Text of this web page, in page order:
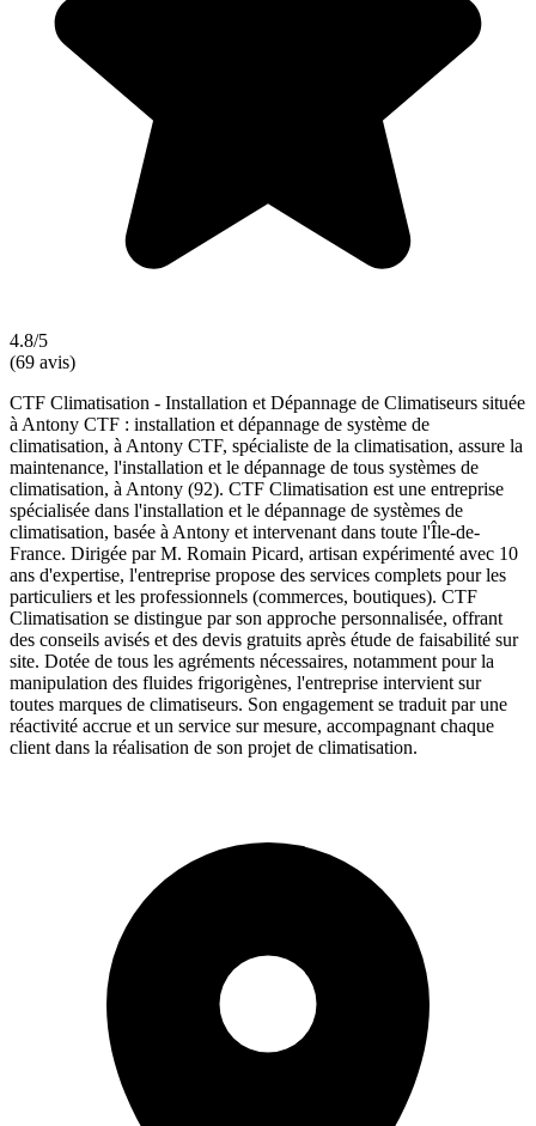
4.8/5
(69 avis)
CTF Climatisation - Installation et Dépannage de Climatiseurs située
à Antony CTF : installation et dépannage de système de
climatisation, à Antony CTF, spécialiste de la climatisation, assure la
maintenance, l'installation et le dépannage de tous systèmes de
climatisation, à Antony (92). CTF Climatisation est une entreprise
spécialisée dans l'installation et le dépannage de systèmes de
climatisation, basée à Antony et intervenant dans toute l'Île-de-
France. Dirigée par M. Romain Picard, artisan expérimenté avec 10
ans d'expertise, l'entreprise propose des services complets pour les
particuliers et les professionnels (commerces, boutiques). CTF
Climatisation se distingue par son approche personnalisée, offrant
des conseils avisés et des devis gratuits après étude de faisabilité sur
site. Dotée de tous les agréments nécessaires, notamment pour la
manipulation des fluides frigorigènes, l'entreprise intervient sur
toutes marques de climatiseurs. Son engagement se traduit par une
réactivité accrue et un service sur mesure, accompagnant chaque
client dans la réalisation de son projet de climatisation.